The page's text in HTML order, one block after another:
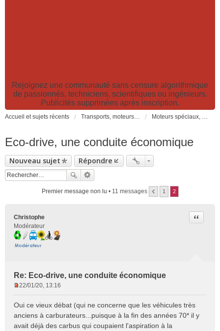
Rejoignez une communauté sans censure algorithmique
de passionnés, techniciens, scientifiques ou ingénieurs.
Publicités supprimées après inscription.
Accueil et sujets récents Transports, moteurs et pollution : nouveaux moteurs, transports électriques et innovations technologiques Moteurs spéciaux, brevets, réduction de consommation de carburant
Eco-drive, une conduite économique
Nouveau sujet Répondre
Premier message non lu • 11 messages 1 2
Christophe
Modérateur
Re: Eco-drive, une conduite économique
Citer
s
s
a
22/01/20, 13:16
Oui ce vieux débat (qui ne concerne que les véhicules très
anciens à carburateurs...puisque à la fin des années 70* il y
avait déjà des carbus qui coupaient l'aspiration à la